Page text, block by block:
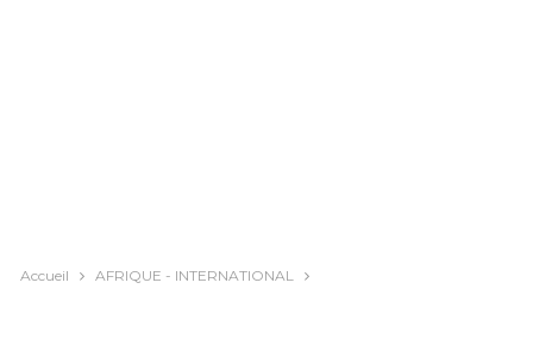
Accueil AFRIQUE - INTERNATIONAL